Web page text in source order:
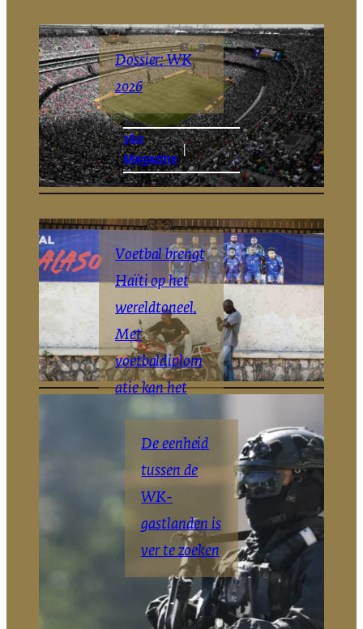
Dossier: WK
2026
360
Magazine
|Amsterd
am
Voetbal brengt
Haïti op het
wereldtoneel.
Met
voetbaldiplom
atie kan het
daar blijven
The Haitian
Times
De eenheid
tussen de
WK-
gastlanden is
ver te zoeken